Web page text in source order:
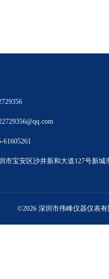
61605261
市宝安区沙井新和大道127号新城
©2026 深圳市伟峰仪器仪表